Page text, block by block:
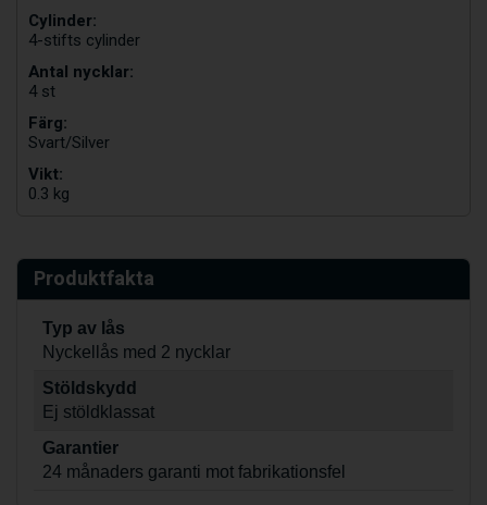
Cylinder:
4-stifts cylinder
Antal nycklar:
4 st
Färg:
Svart/Silver
Vikt:
0.3 kg
Produktfakta
Typ av lås
Nyckellås med 2 nycklar
Stöldskydd
Ej stöldklassat
Garantier
24 månaders garanti mot fabrikationsfel